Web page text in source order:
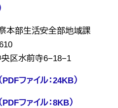
生活安全部地域課
寺6−18−1
ファイル：24KB）
ファイル：8KB）